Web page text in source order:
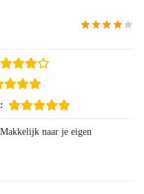
naar je eigen